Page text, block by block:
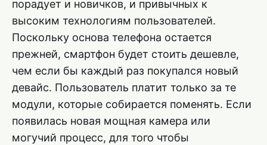
порадует и новичков, и привычных к
высоким технологиям пользователей.
Поскольку основа телефона остается
прежней, смартфон будет стоить дешевле,
чем если бы каждый раз покупался новый
девайс. Пользователь платит только за те
модули, которые собирается поменять. Если
появилась новая мощная камера или
могучий процесс, для того чтобы